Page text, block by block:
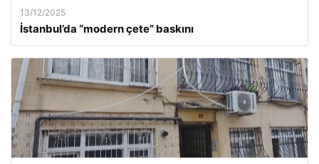
13/12/2025
İstanbul’da “modern çete” baskını